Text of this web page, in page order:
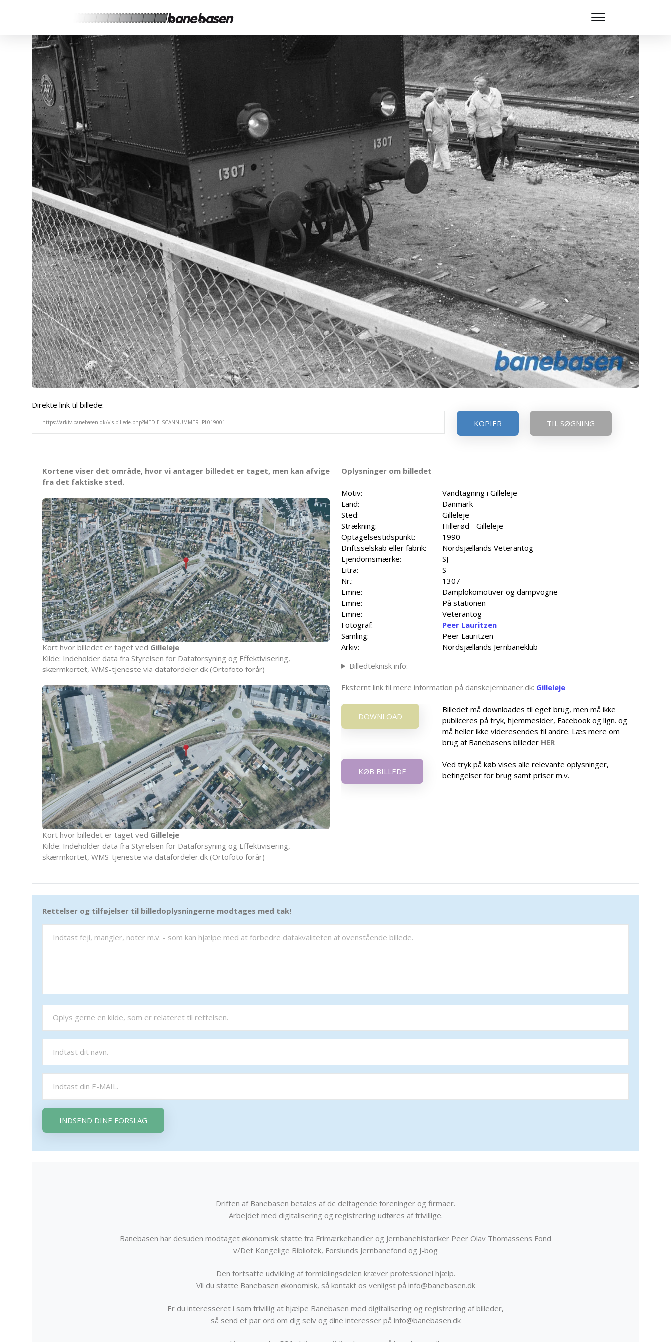
Direkte link til billede:
KOPIER
TIL SØGNING
Kortene viser det område, hvor vi antager billedet er taget, men kan afvige
fra det faktiske sted.
Kort hvor billedet er taget ved Gilleleje
Kilde: Indeholder data fra Styrelsen for Dataforsyning og Effektivisering,
skærmkortet, WMS-tjeneste via datafordeler.dk (Ortofoto forår)
Kort hvor billedet er taget ved Gilleleje
Kilde: Indeholder data fra Styrelsen for Dataforsyning og Effektivisering,
skærmkortet, WMS-tjeneste via datafordeler.dk (Ortofoto forår)
Oplysninger om billedet
Motiv:
Vandtagning i Gilleleje
Land:
Danmark
Sted:
Gilleleje
Strækning:
Hillerød - Gilleleje
Optagelsestidspunkt:
1990
Driftsselskab eller fabrik:
Nordsjællands Veterantog
Ejendomsmærke:
SJ
Litra:
S
Nr.:
1307
Emne:
Damplokomotiver og dampvogne
Emne:
På stationen
Emne:
Veterantog
Fotograf:
Peer Lauritzen
Samling:
Peer Lauritzen
Arkiv:
Nordsjællands Jernbaneklub
Billedteknisk info:
Eksternt link til mere information på danskejernbaner.dk: Gilleleje
DOWNLOAD
Billedet må downloades til eget brug, men må ikke
publiceres på tryk, hjemmesider, Facebook og lign. og
må heller ikke videresendes til andre. Læs mere om
brug af Banebasens billeder HER
KØB BILLEDE
Ved tryk på køb vises alle relevante oplysninger,
betingelser for brug samt priser m.v.
Rettelser og tilføjelser til billedoplysningerne modtages med tak!
INDSEND DINE FORSLAG
Driften af Banebasen betales af de deltagende foreninger og firmaer.
Arbejdet med digitalisering og registrering udføres af frivillige.
Banebasen har desuden modtaget økonomisk støtte fra Frimærkehandler og Jernbanehistoriker Peer Olav Thomassens Fond
v/Det Kongelige Bibliotek, Forslunds Jernbanefond og J-bog
Den fortsatte udvikling af formidlingsdelen kræver professionel hjælp.
Vil du støtte Banebasen økonomisk, så kontakt os venligst på info@banebasen.dk
Er du interesseret i som frivillig at hjælpe Banebasen med digitalisering og registrering af billeder,
så send et par ord om dig selv og dine interesser på info@banebasen.dk